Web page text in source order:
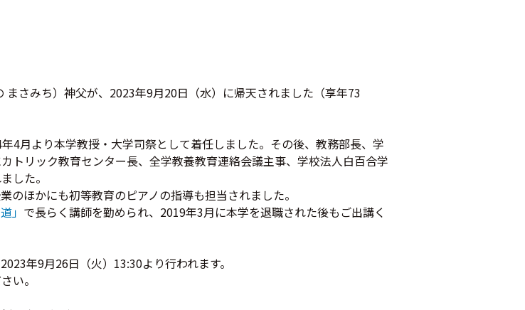
さみち）神父が、2023年9月20日（水）に帰天されました（享年73
4月より本学教授・大学司祭として着任しました。その後、教務部長、学
トリック教育センター長、全学教養教育連絡会議主事、学校法人白百合学
した。
ほかにも初等教育のピアノの指導も担当されました。
」 で長らく講師を勤められ、2019年3月に本学を退職された後もご出講く
年9月26日（火）13:30より行われます。
い。